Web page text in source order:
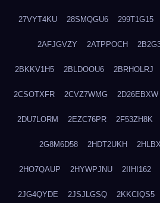
27VYT4KU 28SMQGU6 299T1G15
2AFJGVZY 2ATPPOCH
2BKKV1H5 2BLDOOU6 2BRHOLRJ
2CSOTXFR 2CVZ7WMG 2D26EBXW
2DU7LORM 2EZC76PR 2F53ZH8K
2G8M6D58 2HDT2UKH
2HO7QAUP 2HYWPJNU 2IIHI162
2JG4QYDE 2JSJLGSQ 2KKCIQS5